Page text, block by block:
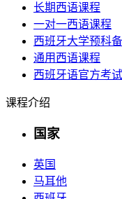
长期西语课程
一对一西语课程
西班牙大学预科
通用西语课程
西班牙语官方考
课程介绍
国家
英国
马耳他